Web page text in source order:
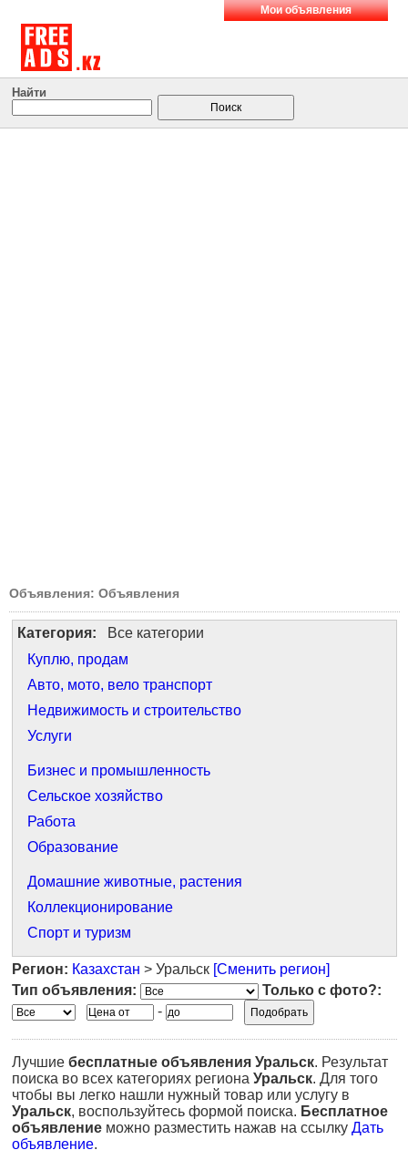
Мои объявления
Найти
Объявления: Объявления
Категория: Все категории
Куплю, продам
Авто, мото, вело транспорт
Недвижимость и строительство
Услуги
Бизнес и промышленность
Сельское хозяйство
Работа
Образование
Домашние животные, растения
Коллекционирование
Спорт и туризм
Регион: Казахстан > Уральск [Сменить регион]
Тип объявления:
Только с фото?:
-
Лучшие бесплатные объявления Уральск. Результат
поиска во всех категориях региона Уральск. Для того
чтобы вы легко нашли нужный товар или услугу в
Уральск, воспользуйтесь формой поиска. Бесплатное
объявление можно разместить нажав на ссылку Дать
объявление.